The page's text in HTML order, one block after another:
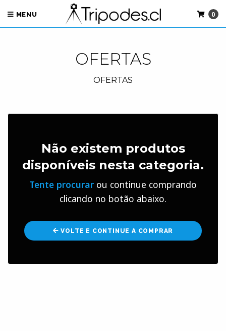
MENU 0
OFERTAS
OFERTAS
Não existem produtos
disponíveis nesta categoria.
Tente procurar ou continue comprando
clicando no botão abaixo.
VOLTE E CONTINUE A COMPRAR